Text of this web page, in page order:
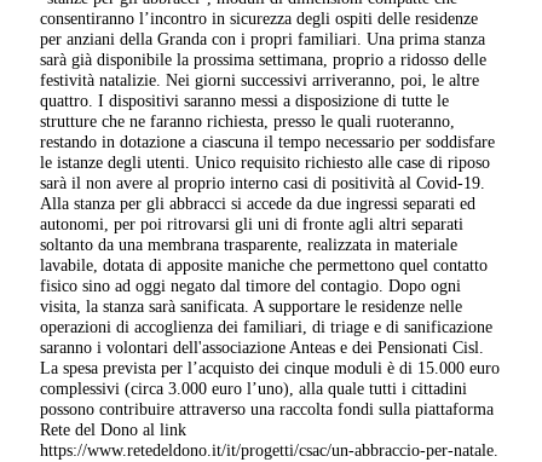
consentiranno l’incontro in sicurezza degli ospiti delle residenze
per anziani della Granda con i propri familiari. Una prima stanza
sarà già disponibile la prossima settimana, proprio a ridosso delle
festività natalizie. Nei giorni successivi arriveranno, poi, le altre
quattro. I dispositivi saranno messi a disposizione di tutte le
strutture che ne faranno richiesta, presso le quali ruoteranno,
restando in dotazione a ciascuna il tempo necessario per soddisfare
le istanze degli utenti. Unico requisito richiesto alle case di riposo
sarà il non avere al proprio interno casi di positività al Covid-19.
Alla stanza per gli abbracci si accede da due ingressi separati ed
autonomi, per poi ritrovarsi gli uni di fronte agli altri separati
soltanto da una membrana trasparente, realizzata in materiale
lavabile, dotata di apposite maniche che permettono quel contatto
fisico sino ad oggi negato dal timore del contagio. Dopo ogni
visita, la stanza sarà sanificata. A supportare le residenze nelle
operazioni di accoglienza dei familiari, di triage e di sanificazione
saranno i volontari dell'associazione Anteas e dei Pensionati Cisl.
La spesa prevista per l’acquisto dei cinque moduli è di 15.000 euro
complessivi (circa 3.000 euro l’uno), alla quale tutti i cittadini
possono contribuire attraverso una raccolta fondi sulla piattaforma
Rete del Dono al link
https://www.retedeldono.it/it/progetti/csac/un-abbraccio-per-natale.